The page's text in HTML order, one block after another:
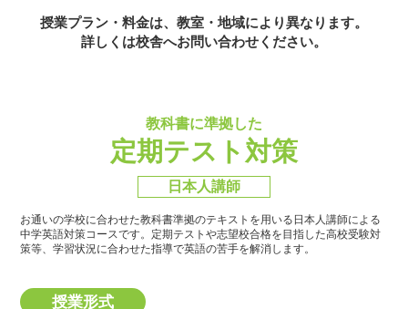
授業プラン・料金は、教室・地域により異なります。
詳しくは校舎へお問い合わせください。
教科書に準拠した
定期テスト対策
日本人講師
お通いの学校に合わせた教科書準拠のテキストを用いる日本人講師による
中学英語対策コースです。 定期テストや志望校合格を目指した高校受験対
策等、学習状況に合わせた指導で英語の苦手を解消します。
授業形式